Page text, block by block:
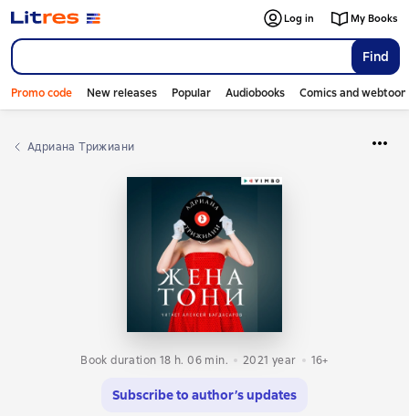
Find
Log in My Books
Promo code New releases Popular Audiobooks Comics and
Адриана Трижиани
Book duration 18 h. 06 min. 2021 year 16+
Subscribe to author’s updates